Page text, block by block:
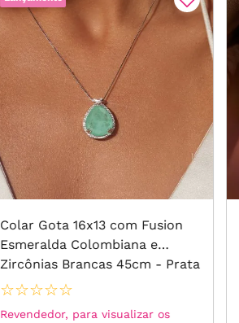
Colar Gota 16x13 com Fusion
Esmeralda Colombiana e
Zircônias Brancas 45cm - Prata
925
☆☆☆☆☆
Revendedor, para visualizar os